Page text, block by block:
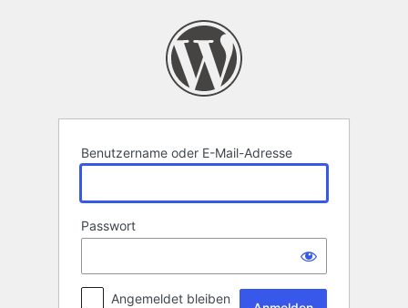
Benutzername oder E-Mail-Adresse
Passwort
Angemeldet bleiben